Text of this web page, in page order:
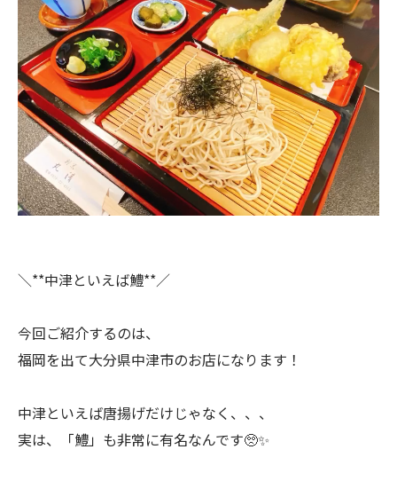
＼**中津といえば鱧**／
今回ご紹介するのは、
福岡を出て大分県中津市のお店になります！
中津といえば唐揚げだけじゃなく、、、
実は、「鱧」も非常に有名なんです🥺✨